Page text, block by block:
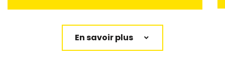
En savoir plus